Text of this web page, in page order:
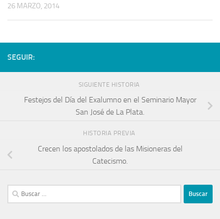
26 MARZO, 2014
SEGUIR:
SIGUIENTE HISTORIA
Festejos del Día del Exalumno en el Seminario Mayor
San José de La Plata.
HISTORIA PREVIA
Crecen los apostolados de las Misioneras del
Catecismo.